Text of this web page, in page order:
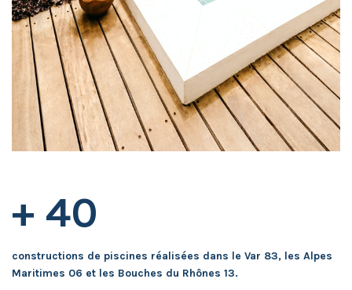
+ 40
constructions de piscines réalisées dans le Var 83, les Alpes
Maritimes 06 et les Bouches du Rhônes 13.